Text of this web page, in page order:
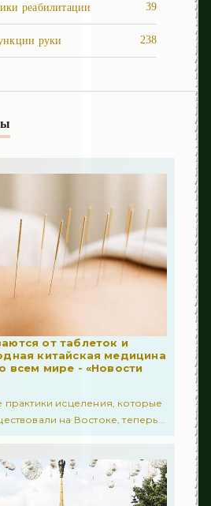
реабилитации 39
руки 238
129
309
20
205
52
340
от таблеток и
китайская медицина
всем мире - «Новости
практики исцеления, которые
на Востоке, теперь...